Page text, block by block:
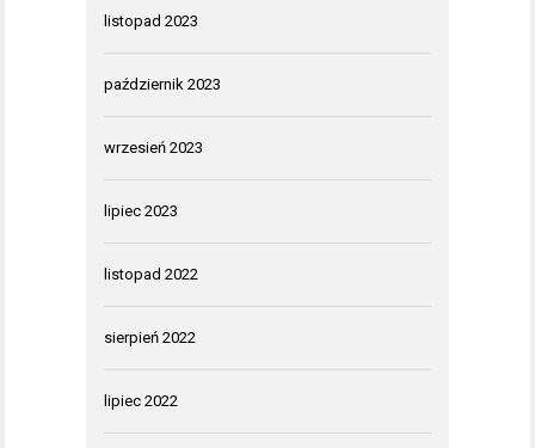
listopad 2023
październik 2023
wrzesień 2023
lipiec 2023
listopad 2022
sierpień 2022
lipiec 2022